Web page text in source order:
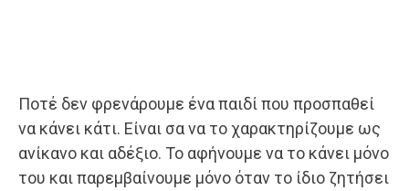
Ποτέ δεν φρενάρουμε ένα παιδί που προσπαθεί
να κάνει κάτι. Είναι σα να το χαρακτηρίζουμε ως
ανίκανο και αδέξιο. Το αφήνουμε να το κάνει μόνο
του και παρεμβαίνουμε μόνο όταν το ίδιο ζητήσει